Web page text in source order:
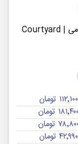
| Courtyard
تومان
تومان
تومان
تومان